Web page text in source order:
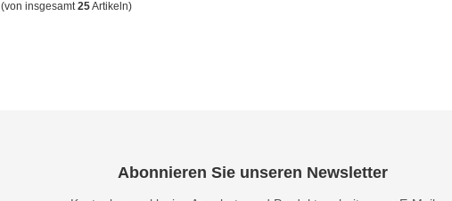
(von insgesamt 25Artikeln)
Abonnieren Sie unseren Newsletter